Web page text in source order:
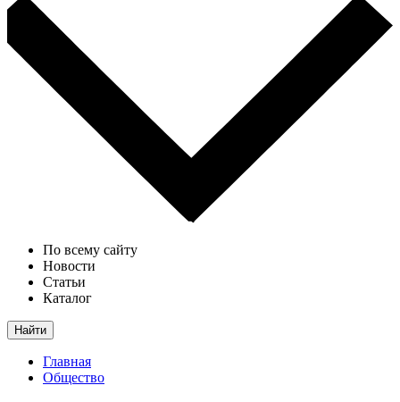
По всему сайту
Новости
Статьи
Каталог
Найти
Главная
Общество